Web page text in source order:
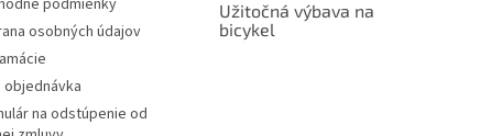
podmienky
osobných údajov
objednávka
na odstúpenie od
Užitočná výbava na
bicykel